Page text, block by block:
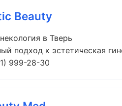
Beauty
в Тверь
подход к эстетическая
999-28-30